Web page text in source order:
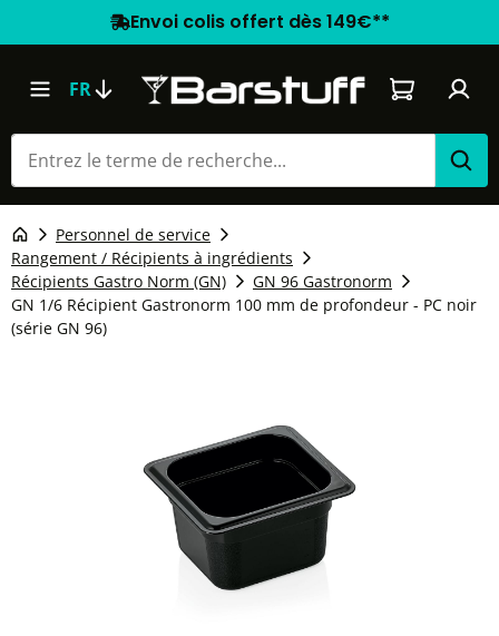
Envoi colis offert dès 149€**
FR Le panier
Personnel de service
Rangement / Récipients à ingrédients
Récipients Gastro Norm (GN)
GN 96 Gastronorm
GN 1/6 Récipient Gastronorm 100 mm de profondeur - PC noir
(série GN 96)